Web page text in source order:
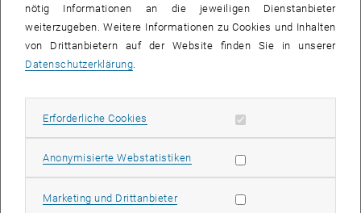
© Christoph Kleinsasser
Die Endprodukte des Forschungsprojekts Soil Walk sind ab sofort
auf derProjekt-Homepage, öffnet eine externe URL in einem neuen
sowie aufdafne.at, öffnet eine externe URL
.
Dazu gehören einSchulungsvideo, öffnet eine externe URL in einem
, das als Schritt-für-Schritt-
sowie ein umfassendesHandbuch , öffnet eine externe URL in einem
, praktischen Anleitungen und
nötig Informationen an die jeweiligen Dienstanbieter
weiterzugeben. Weitere Informationen zu Cookies und Inhalten
von Drittanbietern auf der Website finden Sie in unserer
Datenschutzerklärung.
Erforderliche Cookies Erforderliche Cookies zulassen
Anonymisierte WebstatistikenStatistik Cookies zulassen
Marketing und DrittanbieterMarketing Cookies zulassen